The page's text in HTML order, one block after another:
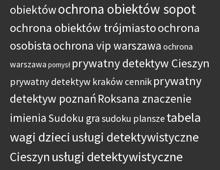
obiektówochrona obiektów sopot
ochrona obiektów trójmiastoochrona
osobista ochrona vip warszawa ochrona
warszawa pomysł prywatny detektyw Cieszyn
prywatny detektyw kraków cennik prywatny
detektyw poznań Roksana znaczenie
imienia Sudoku gra sudoku plansze tabela
wagi dzieci usługi detektywistyczne
Cieszyn usługi detektywistyczne